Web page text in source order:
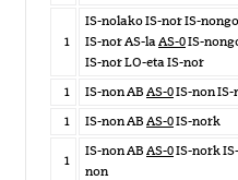
1
IS-nolako IS-nor IS-nongo
IS-nor AS-laAS-0IS-
IS-nor LO-eta IS-nor
1
IS-non AB AS-0IS-non IS-
1
IS-non AB AS-0IS-nork
1
IS-non AB AS-0IS-nork IS-
non